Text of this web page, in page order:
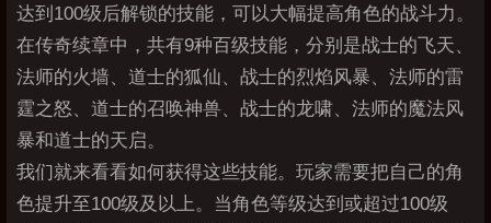
达到100级后解锁的技能，可以大幅提高角色的战斗力。
在传奇续章中，共有9种百级技能，分别是战士的飞天、
法师的火墙、道士的狐仙、战士的烈焰风暴、法师的雷
霆之怒、道士的召唤神兽、战士的龙啸、法师的魔法风
暴和道士的天启。
我们就来看看如何获得这些技能。玩家需要把自己的角
色提升至100级及以上。当角色等级达到或超过100级